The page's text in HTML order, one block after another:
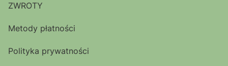
ZWROTY
Metody płatności
Polityka prywatności